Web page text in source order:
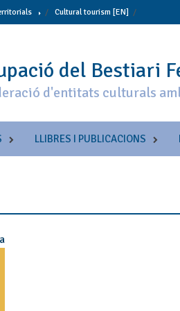
Cultural tourism [EN]
del Bestiari
d'entitats culturals
LLIBRES I PUBLICACIONS